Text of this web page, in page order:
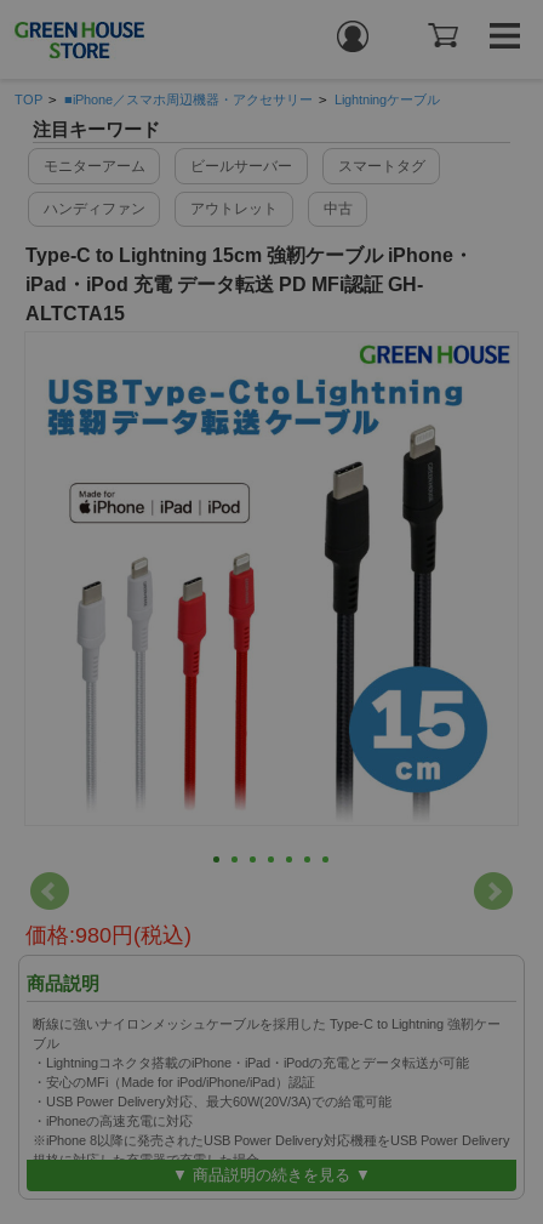
TOP > ■iPhone／スマホ周辺機器・アクセサリー > Lightningケーブル
注目キーワード
モニターアーム ビールサーバー スマートタグ
ハンディファン アウトレット 中古
Type-C to Lightning 15cm 強靭ケーブル iPhone・
iPad・iPod 充電 データ転送 PD MFi認証 GH-
ALTCTA15
価格:980円(税込)
商品説明
断線に強いナイロンメッシュケーブルを採用した Type-C to Lightning 強靭ケー
ブル
・Lightningコネクタ搭載のiPhone・iPad・iPodの充電とデータ転送が可能
・安心のMFi（Made for iPod/iPhone/iPad）認証
・USB Power Delivery対応、最大60W(20V/3A)での給電可能
・iPhoneの高速充電に対応
※iPhone 8以降に発売されたUSB Power Delivery対応機種をUSB Power Delivery
規格に対応した充電器で充電した場合。
・サビなどに強く、信号劣化を抑える銀メッキピンを採用
・断線に強いロングコネクタを採用したナイロンメッシュケーブル(屈曲テスト
▼ 商品説明の続きを見る ▼